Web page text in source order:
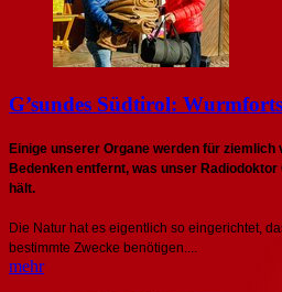
G’sundes Südtirol:
Einige unserer Organe werden für ziemlich
Bedenken entfernt, was unser
hält.
Die Natur hat es eigentlich so eingerichtet,
bestimmte Zwecke benötigen....
mehr